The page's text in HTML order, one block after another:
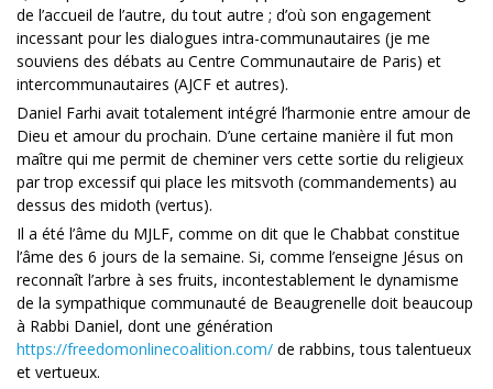
de l’accueil de l’autre, du tout autre ; d’où son engagement
incessant pour les dialogues intra-communautaires (je me
souviens des débats au Centre Communautaire de Paris) et
intercommunautaires (AJCF et autres).
Daniel Farhi avait totalement intégré l’harmonie entre amour de
Dieu et amour du prochain. D’une certaine manière il fut mon
maître qui me permit de cheminer vers cette sortie du religieux
par trop excessif qui place les mitsvoth (commandements) au
dessus des midoth (vertus).
Il a été l’âme du MJLF, comme on dit que le Chabbat constitue
l’âme des 6 jours de la semaine. Si, comme l’enseigne Jésus on
reconnaît l’arbre à ses fruits, incontestablement le dynamisme
de la sympathique communauté de Beaugrenelle doit beaucoup
à Rabbi Daniel, dont une génération
https://freedomonlinecoalition.com/ de rabbins, tous talentueux
et vertueux.